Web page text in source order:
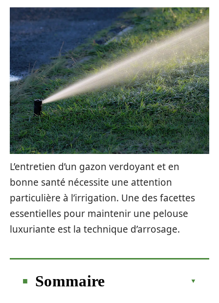
L’entretien d’un gazon verdoyant et en
bonne santé nécessite une attention
particulière à l’irrigation. Une des facettes
essentielles pour maintenir une pelouse
luxuriante est la technique d’arrosage.
Sommaire